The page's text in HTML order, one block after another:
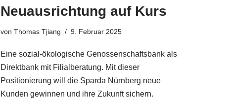
Neuausrichtung auf Kurs
von Thomas Tjiang 9. Februar 2025
Eine sozial-ökologische Genossenschaftsbank als
Direktbank mit Filialberatung. Mit dieser
Positionierung will die Sparda Nürnberg neue
Kunden gewinnen und ihre Zukunft sichern.